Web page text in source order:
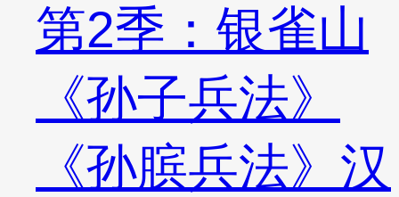
第2季：银雀山
《孙子兵法》
《孙膑兵法》汉